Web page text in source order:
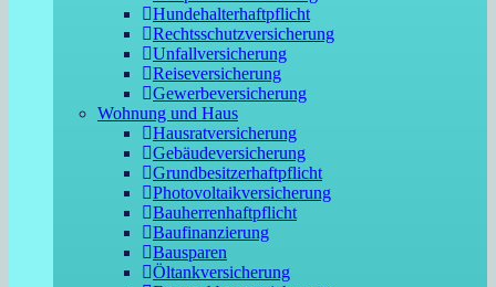
Hundehalterhaftpflicht
Rechtsschutzversicherung
Unfallversicherung
Reiseversicherung
Gewerbeversicherung
Wohnung und Haus
Hausratversicherung
Gebäudeversicherung
Grundbesitzerhaftpflicht
Photovoltaikversicherung
Bauherrenhaftpflicht
Baufinanzierung
Bausparen
Öltankversicherung